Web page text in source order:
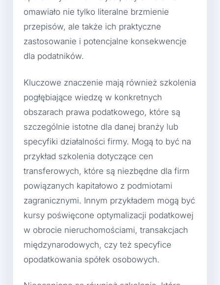
omawiało nie tylko literalne brzmienie
przepisów, ale także ich praktyczne
zastosowanie i potencjalne konsekwencje
dla podatników.
Kluczowe znaczenie mają również szkolenia
pogłębiające wiedzę w konkretnych
obszarach prawa podatkowego, które są
szczególnie istotne dla danej branży lub
specyfiki działalności firmy. Mogą to być na
przykład szkolenia dotyczące cen
transferowych, które są niezbędne dla firm
powiązanych kapitałowo z podmiotami
zagranicznymi. Innym przykładem mogą być
kursy poświęcone optymalizacji podatkowej
w obrocie nieruchomościami, transakcjach
międzynarodowych, czy też specyfice
opodatkowania spółek osobowych.